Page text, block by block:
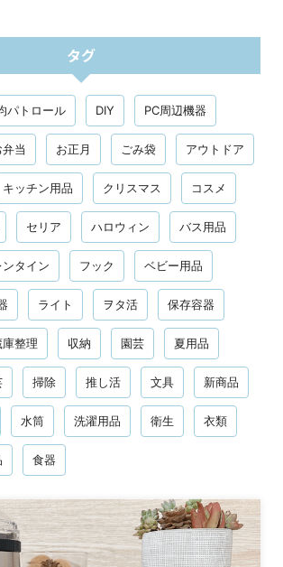
タグ
パトロール DIY PC周辺機器
弁当 お正月 ごみ袋 アウトドア
キッチン用品 クリスマス コスメ
セリア ハロウィン バス用品
タイン フック ベビー用品
ライト ヲタ活 保存容器
整理 収納 園芸 夏用品
掃除 推し活 文具 新商品
水筒 洗濯用品 衛生 衣類
食器